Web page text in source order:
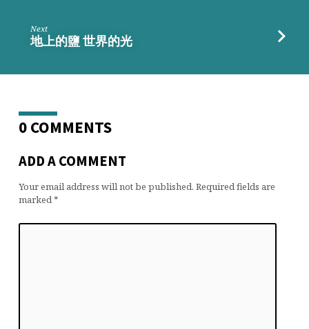
Next
地上的鹽 世界的光
0 COMMENTS
ADD A COMMENT
Your email address will not be published. Required fields are
marked *